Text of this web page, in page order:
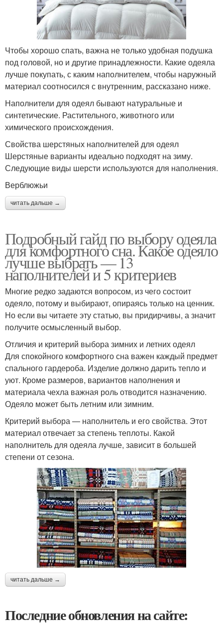
Чтобы хорошо спать, важна не только удобная подушка
под головой, но и другие принадлежности. Какие одеяла
лучше покупать, с каким наполнителем, чтобы наружный
материал соотносился с внутренним, рассказано ниже.
Наполнители для одеял бывают натуральные и
синтетические. Растительного, животного или
химического происхождения.
Свойства шерстяных наполнителей для одеял
Шерстяные варианты идеально подходят на зиму.
Следующие виды шерсти используются для наполнения.
Верблюжьи
читать дальше →
Подробный гайд по выбору одеяла
для комфортного сна. Какое одеяло
лучше выбрать — 13
наполнителей и 5 критериев
Многие редко задаются вопросом, из чего состоит
одеяло, потому и выбирают, опираясь только на ценник.
Но если вы читаете эту статью, вы придирчивы, а значит
получите осмысленный выбор.
Отличия и критерий выбора зимних и летних одеял
Для спокойного комфортного сна важен каждый предмет
спального гардероба. Изделие должно дарить тепло и
уют. Кроме размеров, вариантов наполнения и
материала чехла важная роль отводится назначению.
Одеяло может быть летним или зимним.
Критерий выбора — наполнитель и его свойства. Этот
материал отвечает за степень теплоты. Какой
наполнитель для одеяла лучше, зависит в большей
степени от сезона.
читать дальше →
Последние обновления на сайте: